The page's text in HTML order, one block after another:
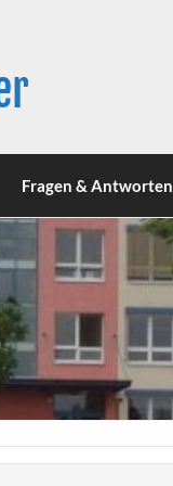
Fragen & Antworten